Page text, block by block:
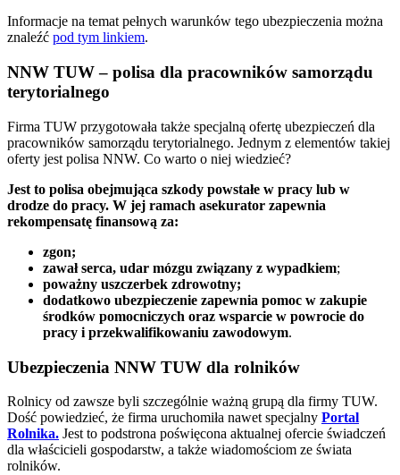
Informacje na temat pełnych warunków tego ubezpieczenia można
znaleźć pod tym linkiem.
NNW TUW – polisa dla pracowników samorządu
terytorialnego
Firma TUW przygotowała także specjalną ofertę ubezpieczeń dla
pracowników samorządu terytorialnego. Jednym z elementów takiej
oferty jest polisa NNW. Co warto o niej wiedzieć?
Jest to polisa obejmująca szkody powstałe w pracy lub w
drodze do pracy. W jej ramach asekurator zapewnia
rekompensatę finansową za:
zgon;
zawał serca, udar mózgu związany z wypadkiem;
poważny uszczerbek zdrowotny;
dodatkowo ubezpieczenie zapewnia pomoc w zakupie
środków pomocniczych oraz wsparcie w powrocie do
pracy i przekwalifikowaniu zawodowym.
Ubezpieczenia NNW TUW dla rolników
Rolnicy od zawsze byli szczególnie ważną grupą dla firmy TUW.
Dość powiedzieć, że firma uruchomiła nawet specjalny Portal
Rolnika. Jest to podstrona poświęcona aktualnej ofercie świadczeń
dla właścicieli gospodarstw, a także wiadomościom ze świata
rolników.